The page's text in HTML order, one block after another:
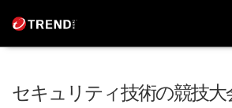
セキュリティ技術の競技大